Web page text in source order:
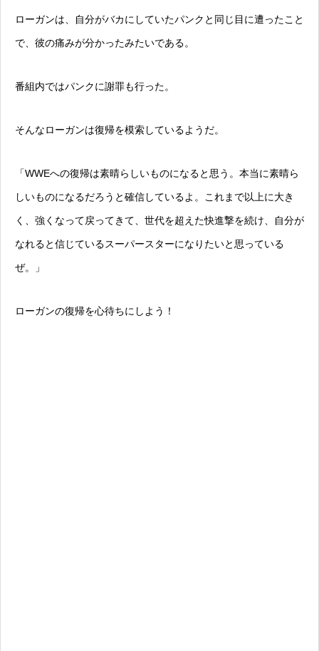
ローガンは、自分がバカにしていたパンクと同じ目に遭ったこと
で、彼の痛みが分かったみたいである。
番組内ではパンクに謝罪も行った。
そんなローガンは復帰を模索しているようだ。
「WWEへの復帰は素晴らしいものになると思う。本当に素晴ら
しいものになるだろうと確信しているよ。これまで以上に大き
く、強くなって戻ってきて、世代を超えた快進撃を続け、自分が
なれると信じているスーパースターになりたいと思っている
ぜ。」
ローガンの復帰を心待ちにしよう！